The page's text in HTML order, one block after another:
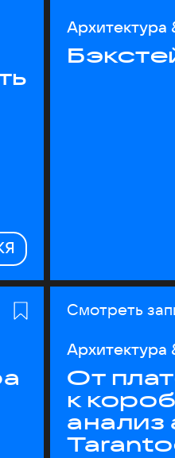
Архитектура
Смотреть
Архитектура
От
к
анализ